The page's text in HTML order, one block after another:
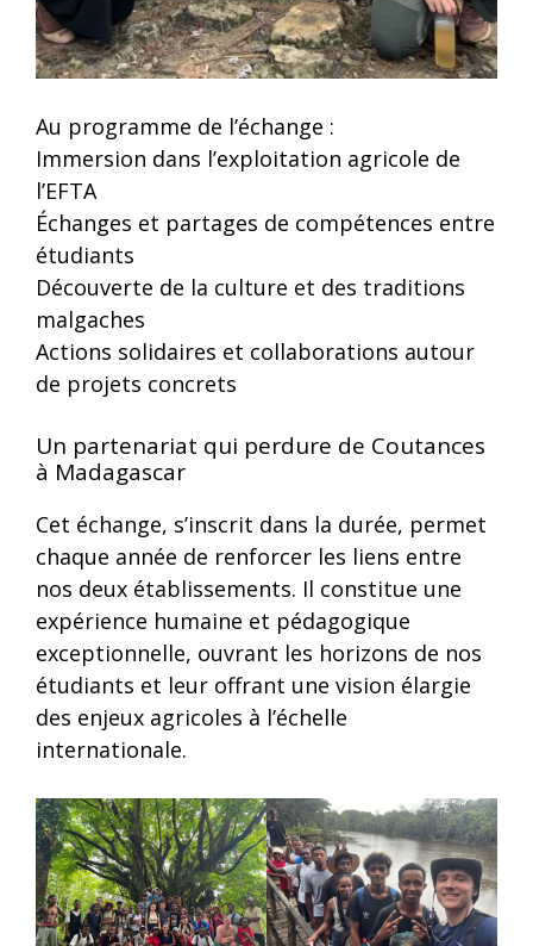
Au programme de l’échange :
Immersion dans l’exploitation agricole de
l’EFTA
Échanges et partages de compétences entre
étudiants
Découverte de la culture et des traditions
malgaches
Actions solidaires et collaborations autour
de projets concrets
Un partenariat qui perdure de Coutances
à Madagascar
Cet échange, s’inscrit dans la durée, permet
chaque année de renforcer les liens entre
nos deux établissements. Il constitue une
expérience humaine et pédagogique
exceptionnelle, ouvrant les horizons de nos
étudiants et leur offrant une vision élargie
des enjeux agricoles à l’échelle
internationale.